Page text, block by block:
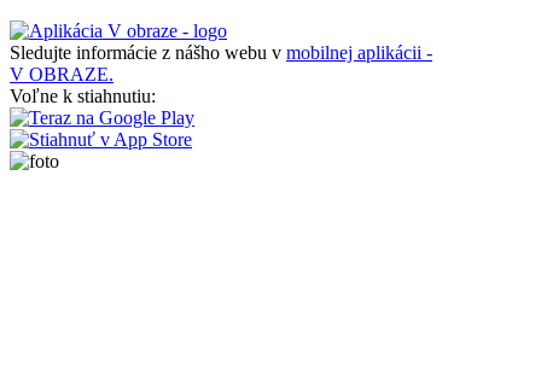
Sledujte informácie z nášho webu v mobilnej aplikácii -
V OBRAZE.
Voľne k stiahnutiu: